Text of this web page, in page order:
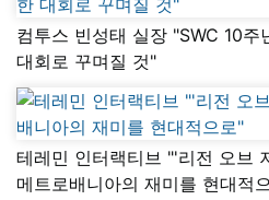
컴투스 빈성태 실장 "SWC 10
대회로 꾸며질 것"
테레민 인터랙티브 "'리전 오브
메트로배니아의 재미를 현대적